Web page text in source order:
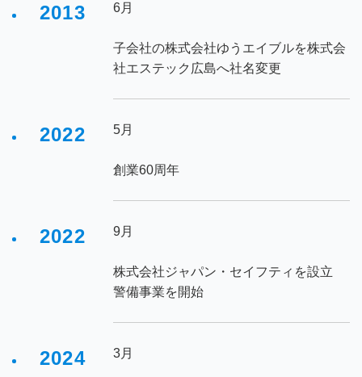
2013 6月
子会社の株式会社ゆうエイブルを株式会
社エステック広島へ社名変更
2022 5月
創業60周年
2022 9月
株式会社ジャパン・セイフティを設立
警備事業を開始
2024 3月